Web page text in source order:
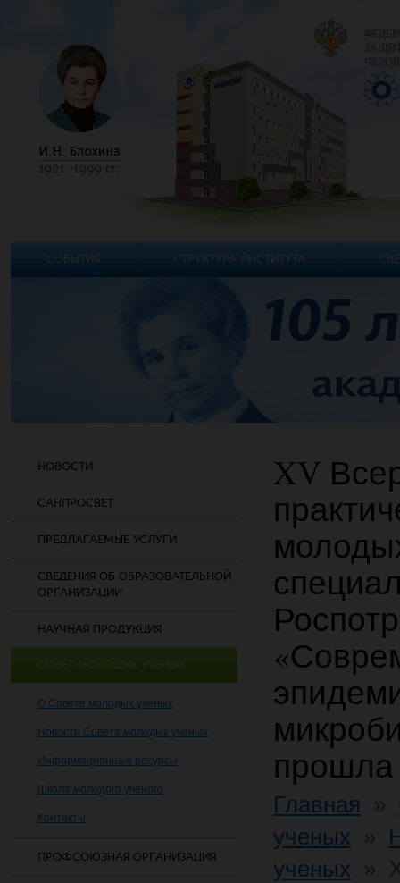
НОВОСТИ
САНПРОСВЕТ
ПРЕДЛАГАЕМЫЕ УСЛУГИ
СВЕДЕНИЯ ОБ ОБРАЗОВАТЕЛЬНОЙ
ОРГАНИЗАЦИИ
НАУЧНАЯ ПРОДУКЦИЯ
СОВЕТ МОЛОДЫХ УЧЕНЫХ
О Совете молодых ученых
Новости Совета молодых ученых
Информационные ресурсы
Школа молодого ученого
Контакты
ПРОФСОЮЗНАЯ ОРГАНИЗАЦИЯ
XV
Главная
ученых
ученых
СОБЫТИЯ СТРУКТУРА ИНСТИТУТА